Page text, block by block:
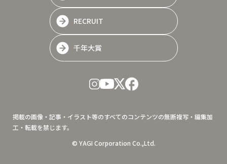
RECRUIT
千年大賞
掲載の画像・記事・イラスト等のすべてのコンテンツの無断複写・編集加
工・転載を禁じます。
© YAGI Corporation Co.,Ltd.